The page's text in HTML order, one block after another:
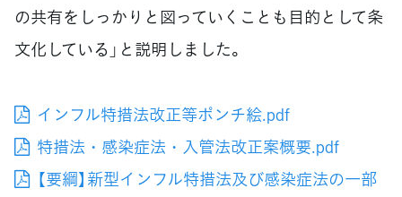
の共有をしっかりと図っていくことも目的として条
文化している」と説明しました。
インフル特措法改正等ポンチ絵.pdf
特措法・感染症法・入管法改正案概要.pdf
【要綱】新型インフル特措法及び感染症法の一部